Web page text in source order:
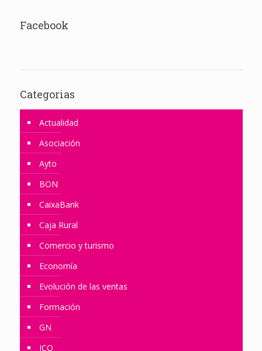
Facebook
Categorias
Actualidad
Asociación
Ayto
BON
CaixaBank
Caja Rural
Comercio y turismo
Economía
Evolución de las ventas
Formación
GN
ICO